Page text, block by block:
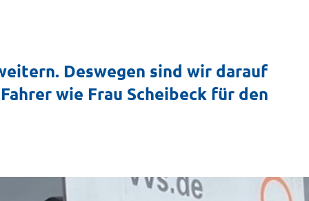
Deswegen sind wir darauf
wie Frau Scheibeck für den